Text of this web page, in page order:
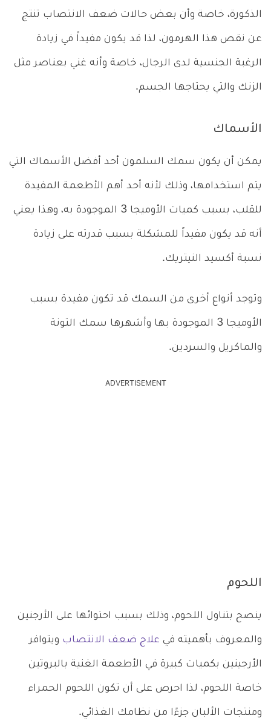
الذكورة، خاصة وأن بعض حالات ضعف الانتصاب تنتج
عن نقص هذا الهرمون، لذا قد يكون مفيداً في زيادة
الرغبة الجنسية لدى الرجال، خاصة وأنه غني بعناصر مثل
الزنك والتي يحتاجها الجسم.
الأسماك
يمكن أن يكون سمك السلمون أحد أفضل الأسماك التي
يتم استخدامها، وذلك لأنه أحد أهم الأطعمة المفيدة
للقلب، بسبب كميات الأوميجا 3 الموجودة به، وهذا يعني
أنه قد يكون مفيداً للمشكلة بسبب قدرته على زيادة
نسبة أكسيد النيتريك.
وتوجد أنواع أخرى من السمك قد تكون مفيدة بسبب
الأوميجا 3 الموجودة بها وأشهرها سمك التونة
والماكريل والسردين.
ADVERTISEMENT
اللحوم
ينصح بتناول اللحوم، وذلك بسبب احتوائها على الأرجنين
والمعروف بأهميته في علاج ضعف الانتصاب ويتوافر
الأرجينين بكميات كبيرة في الأطعمة الغنية بالبروتين
خاصة اللحوم، لذا احرص على أن تكون اللحوم الحمراء
ومنتجات الألبان جزءًا من نظامك الغذائي.